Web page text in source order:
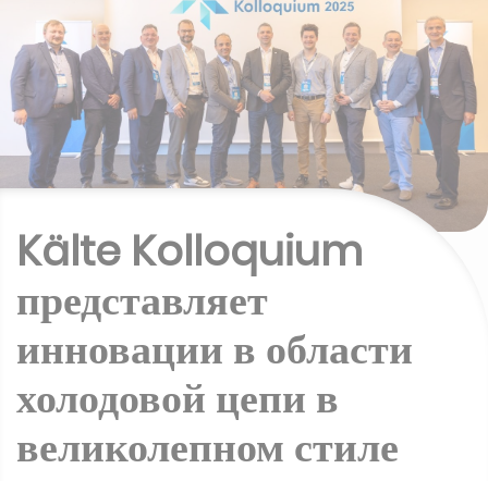
Kälte Kolloquium
представляет
инновации в области
холодовой цепи в
великолепном стиле